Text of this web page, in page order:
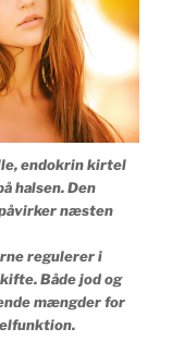
endokrin kirtel
halsen. Den
næsten
regulerer i
Både jod og
mængder for